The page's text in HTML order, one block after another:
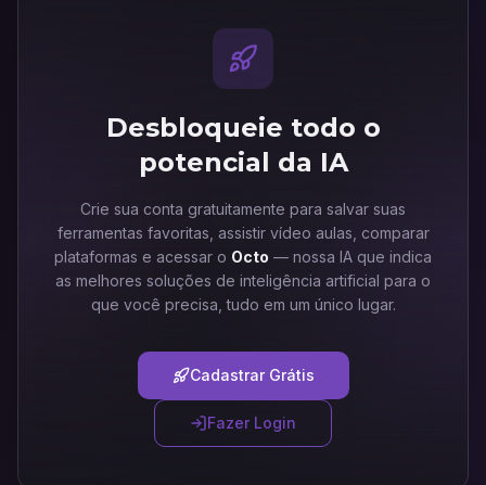
Desbloqueie todo o
potencial da IA
Crie sua conta gratuitamente para salvar suas
ferramentas favoritas, assistir vídeo aulas, comparar
plataformas e acessar o Octo — nossa IA que indica
as melhores soluções de inteligência artificial para o
que você precisa, tudo em um único lugar.
Cadastrar Grátis
Fazer Login